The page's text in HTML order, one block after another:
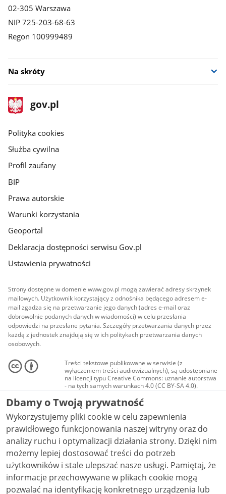
02-305 Warszawa
NIP 725-203-68-63
Regon 100999489
Na skróty
stopka
gov.pl
Strona
gov.pl
gov.pl
Polityka cookies
Służba cywilna
Profil zaufany
BIP
Prawa autorskie
Warunki korzystania
Geoportal
Deklaracja dostępności serwisu Gov.pl
Ustawienia prywatności
Strony dostępne w domenie www.gov.pl mogą zawierać adresy skrzynek
mailowych. Użytkownik korzystający z odnośnika będącego adresem e-
mail zgadza się na przetwarzanie jego danych (adres e-mail oraz
dobrowolnie podanych danych w wiadomości) w celu przesłania
odpowiedzi na przesłane pytania. Szczegóły przetwarzania danych przez
każdą z jednostek znajdują się w ich politykach przetwarzania danych
osobowych.
Treści tekstowe publikowane w serwisie (z
wyłączeniem treści audiowizualnych), są udostępniane
na licencji typu Creative Commons: uznanie autorstwa
- na tych samych warunkach 4.0 (CC BY-SA 4.0).
Materiały audiowizualne, w tym zdjęcia, materiały
audio i wideo, są udostępniane na licencji typu
Creative Commons: uznanie autorstwa użycie
niekomercyjne - bez utworów zależnych 4.0 (CC BY-
NC-ND 4.0), o ile nie jest to stwierdzone inaczej.
Dbamy o Twoją prywatność
Wykorzystujemy pliki cookie w celu zapewnienia
prawidłowego funkcjonowania naszej witryny oraz do
analizy ruchu i optymalizacji działania strony. Dzięki nim
możemy lepiej dostosować treści do potrzeb
użytkowników i stale ulepszać nasze usługi. Pamiętaj, że
informacje przechowywane w plikach cookie mogą
pozwalać na identyfikację konkretnego urządzenia lub